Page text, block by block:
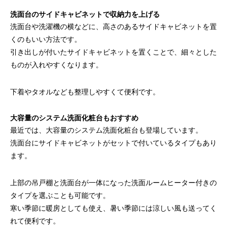
洗面台のサイドキャビネットで収納力を上げる
洗面台や洗濯機の横などに、高さのあるサイドキャビネットを置
くのもいい方法です。
引き出しが付いたサイドキャビネットを置くことで、細々とした
ものが入れやすくなります。
下着やタオルなども整理しやすくて便利です。
大容量のシステム洗面化粧台もおすすめ
最近では、大容量のシステム洗面化粧台も登場しています。
洗面台にサイドキャビネットがセットで付いているタイプもあり
ます。
上部の吊戸棚と洗面台が一体になった洗面ルームヒーター付きの
タイプを選ぶことも可能です。
寒い季節に暖房としても使え、暑い季節には涼しい風も送ってく
れて便利です。